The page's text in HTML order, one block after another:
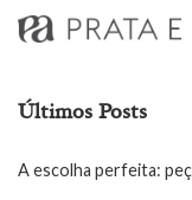
Últimos Posts
A escolha perfeita: